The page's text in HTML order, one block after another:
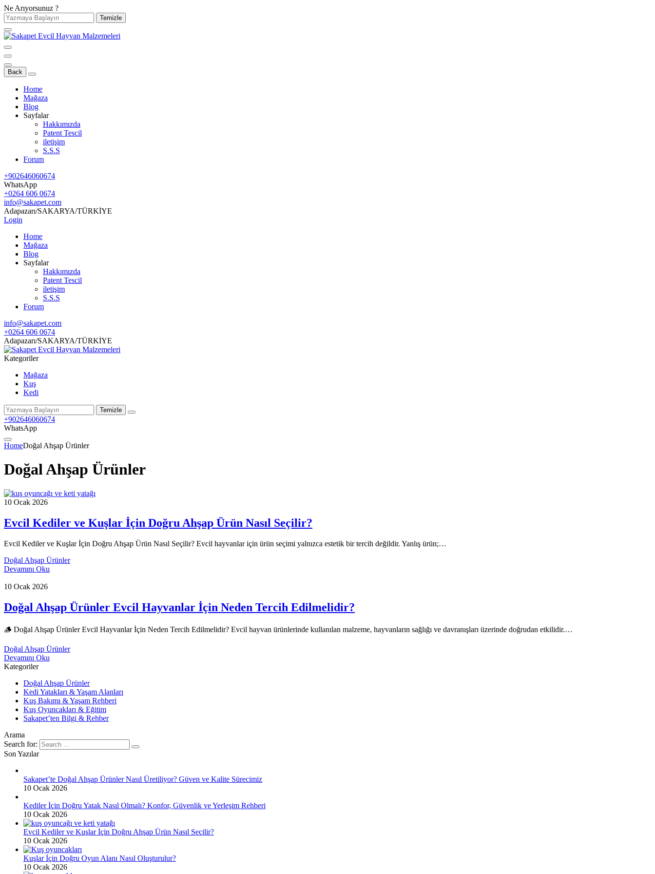
Ne Arıyorsunuz ?
Temizle
Back
Home
Mağaza
Blog
Sayfalar
Hakkımızda
Patent Tescil
iletişim
S.S.S
Forum
+902646060674
WhatsApp
+0264 606 0674
info@sakapet.com
Adapazarı/SAKARYA/TÜRKİYE
Login
Home
Mağaza
Blog
Sayfalar
Hakkımızda
Patent Tescil
iletişim
S.S.S
Forum
info@sakapet.com
+0264 606 0674
Adapazarı/SAKARYA/TÜRKİYE
Kategoriler
Mağaza
Kuş
Kedi
Temizle
+902646060674
WhatsApp
HomeDoğal Ahşap Ürünler
Doğal Ahşap Ürünler
10 Ocak 2026
Evcil Kediler ve Kuşlar İçin Doğru Ahşap Ürün Nasıl Seçilir?
Evcil Kediler ve Kuşlar İçin Doğru Ahşap Ürün Nasıl Seçilir? Evcil hayvanlar için ürün seçimi yalnızca estetik bir tercih değildir. Yanlış ürün;…
Doğal Ahşap Ürünler
Devamını Oku
10 Ocak 2026
Doğal Ahşap Ürünler Evcil Hayvanlar İçin Neden Tercih Edilmelidir?
🪵 Doğal Ahşap Ürünler Evcil Hayvanlar İçin Neden Tercih Edilmelidir? Evcil hayvan ürünlerinde kullanılan malzeme, hayvanların sağlığı ve davranışları üzerinde doğrudan etkilidir.…
Doğal Ahşap Ürünler
Devamını Oku
Kategoriler
Doğal Ahşap Ürünler
Kedi Yatakları & Yaşam Alanları
Kuş Bakımı & Yaşam Rehberi
Kuş Oyuncakları & Eğitim
Sakapet’ten Bilgi & Rehber
Arama
Search for:
Son Yazılar
Sakapet’te Doğal Ahşap Ürünler Nasıl Üretiliyor? Güven ve Kalite Sürecimiz
10 Ocak 2026
Kediler İçin Doğru Yatak Nasıl Olmalı? Konfor, Güvenlik ve Yerleşim Rehberi
10 Ocak 2026
Evcil Kediler ve Kuşlar İçin Doğru Ahşap Ürün Nasıl Seçilir?
10 Ocak 2026
Kuşlar İçin Doğru Oyun Alanı Nasıl Oluşturulur?
10 Ocak 2026